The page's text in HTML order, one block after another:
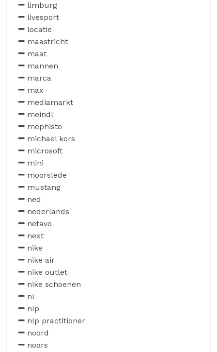
limburg
livesport
locatie
maastricht
maat
mannen
marca
max
mediamarkt
meindl
mephisto
michael kors
microsoft
mini
moorslede
mustang
ned
nederlands
netavo
next
nike
nike air
nike outlet
nike schoenen
nl
nlp
nlp practitioner
noord
noors